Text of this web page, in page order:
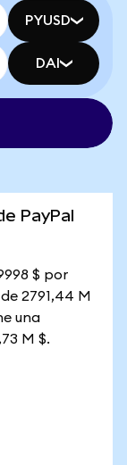
PYUSD
DAI
PayPal
$ por
2791,44 M
una
M $.